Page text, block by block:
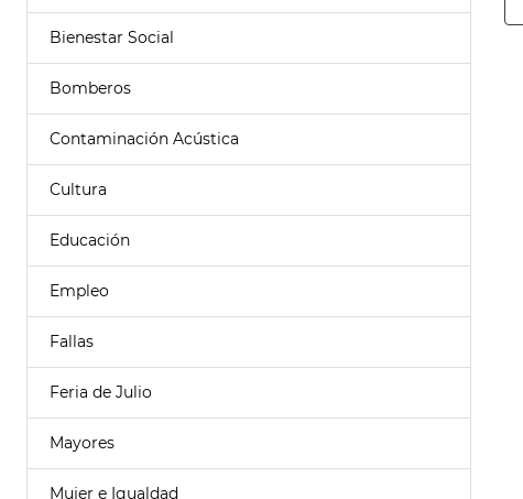
Bienestar Social
Bomberos
Contaminación Acústica
Cultura
Educación
Empleo
Fallas
Feria de Julio
Mayores
Mujer e Igualdad